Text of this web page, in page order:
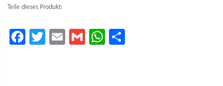
Teile dieses Produkt:
Facebook
Twitter
EmailGmailWhatsApp